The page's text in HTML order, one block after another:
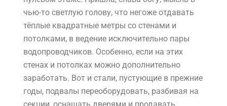
чью-то светлую голову, что негоже отдавать
тёплые квадратные метры со стенами и
потолками, в ведение исключительно пары
водопроводчиков. Особенно, если на этих
стенах и потолках можно дополнительно
заработать. Вот и стали, пустующие в прежние
годы, подвалы переоборудовать, разбивая на